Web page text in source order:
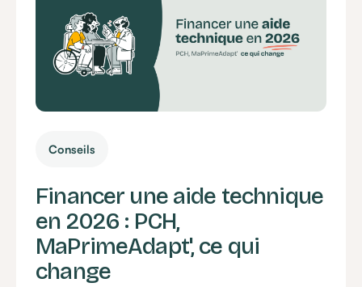
Conseils
Financer une aide technique
en 2026 : PCH,
MaPrimeAdapt', ce qui
change